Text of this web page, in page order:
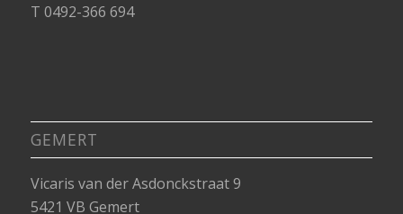
T 0492-366 694
GEMERT
Vicaris van der Asdonckstraat 9
5421 VB Gemert